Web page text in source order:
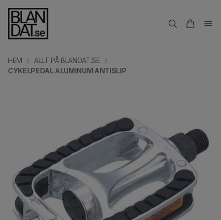
HEM
ALLT PÅ BLANDAT.SE
CYKELPEDAL ALUMINUM ANTISLIP